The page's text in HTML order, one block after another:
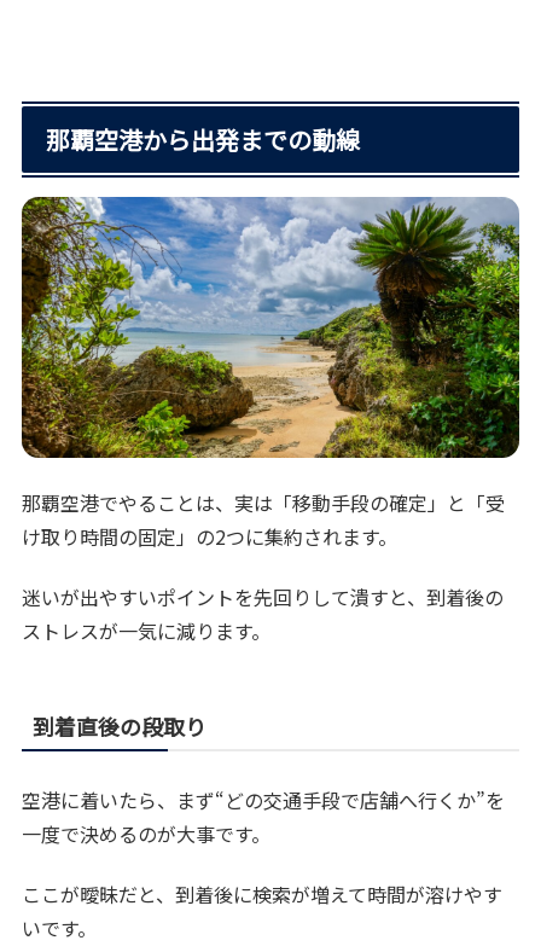
那覇空港から出発までの動線
那覇空港でやることは、実は「移動手段の確定」と「受
け取り時間の固定」の2つに集約されます。
迷いが出やすいポイントを先回りして潰すと、到着後の
ストレスが一気に減ります。
到着直後の段取り
空港に着いたら、まず“どの交通手段で店舗へ行くか”を
一度で決めるのが大事です。
ここが曖昧だと、到着後に検索が増えて時間が溶けやす
いです。